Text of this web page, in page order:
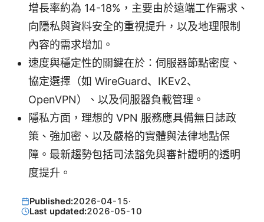
增長率約為 14-18%，主要由於遠端工作需求、
向隱私與資料安全的重視提升，以及地理限制
內容的需求增加。
速度與穩定性的關鍵在於：伺服器節點密度、
協定選擇（如 WireGuard、IKEv2、
OpenVPN）、以及伺服器負載管理。
隱私方面，理想的 VPN 服務應具備無日誌政
策、強加密、以及嚴格的實體與法律地點保
障。最新趨勢包括司法豁免與審計證明的透明
度提升。
Published:2026-04-15·
Last updated:2026-05-10